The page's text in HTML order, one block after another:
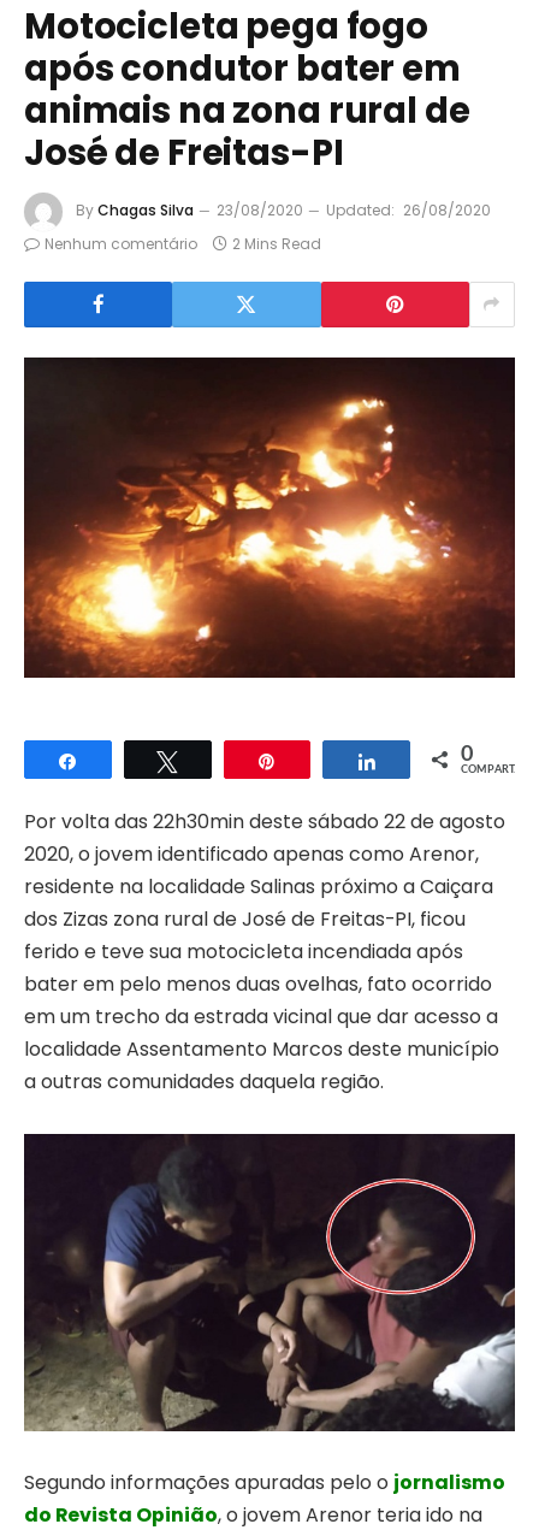
Motocicleta pega fogo
após condutor bater em
animais na zona rural de
José de Freitas-PI
ByChagas Silva 23/08/2020 Updated: 26/08/2020
Nenhum comentário
2 Mins Read
Compartilhar Compartilhar
0
COMPART.
Por volta das 22h30min deste sábado 22 de agosto
2020, o jovem identificado apenas como Arenor,
residente na localidade Salinas próximo a Caiçara
dos Zizas zona rural de José de Freitas-PI, ficou
ferido e teve sua motocicleta incendiada após
bater em pelo menos duas ovelhas, fato ocorrido
em um trecho da estrada vicinal que dar acesso a
localidade Assentamento Marcos deste município
a outras comunidades daquela região.
Segundo informações apuradas pelo o jornalismo
do Revista Opinião, o jovem Arenor teria ido na